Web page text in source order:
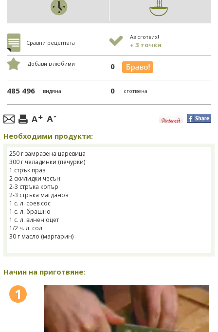
Сравни рецептата
Аз сготвих!
+ 3 точки
Добави в любими 0
485 496 видяна 0 сготвена
Необходими продукти:
250 г замразена царевица
300 г челадинки (печурки)
1 стрък праз
2 скилидки чесън
2-3 стръка копър
2-3 стръка магданоз
1 с. л. соев сос
1 с. л. брашно
1 с. л. винен оцет
1/2 ч. л. сол
30 г масло (маргарин)
Начин на приготвяне:
1